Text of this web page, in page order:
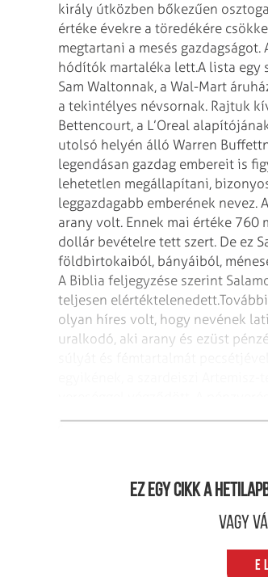
király útközben bőkezűen
értéke évekre a töredékére
megtartani a mesés
hódítók martaléka lett.A lista egy
Sam Waltonnak, a Wal-Mart
a tekintélyes névsornak. Rajtuk
Bettencourt, a L’Oreal
utolsó helyén álló Warren
legendásan gazdag embereit is
lehetetlen megállapítani,
leggazdagabb emberének
arany volt. Ennek mai értéke
dollár bevételre tett szert. De ez
földbirtokaiból, bányáiból,
A Biblia feljegyzése szerint
teljesen elértéktelenedett.
olyan híres volt, hogy nevének
uralkodó, aki arany és ezüst
nagykirály is, akinek neve
Ez egy cikk a
Vagy